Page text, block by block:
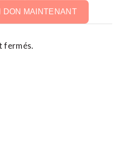
DON MAINTENANT
fermés.